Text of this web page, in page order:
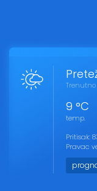
9 °C
temp.
Pritisak:
Pravac